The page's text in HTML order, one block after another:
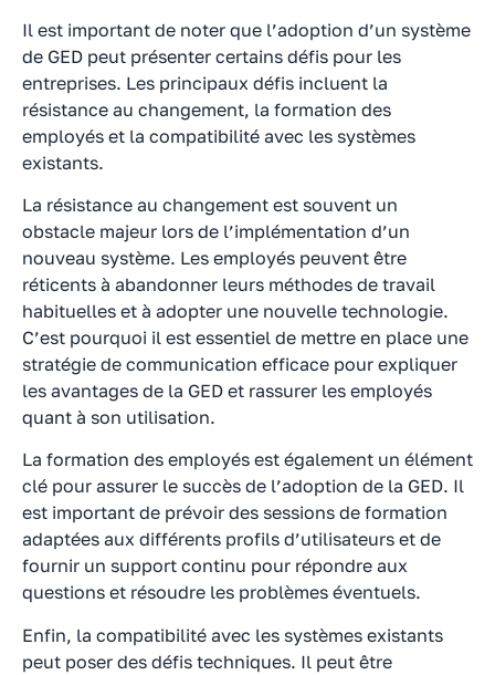
Il est important de noter que l’adoption d’un système
de GED peut présenter certains défis pour les
entreprises. Les principaux défis incluent la
résistance au changement, la formation des
employés et la compatibilité avec les systèmes
existants.
La résistance au changement est souvent un
obstacle majeur lors de l’implémentation d’un
nouveau système. Les employés peuvent être
réticents à abandonner leurs méthodes de travail
habituelles et à adopter une nouvelle technologie.
C’est pourquoi il est essentiel de mettre en place une
stratégie de communication efficace pour expliquer
les avantages de la GED et rassurer les employés
quant à son utilisation.
La formation des employés est également un élément
clé pour assurer le succès de l’adoption de la GED. Il
est important de prévoir des sessions de formation
adaptées aux différents profils d’utilisateurs et de
fournir un support continu pour répondre aux
questions et résoudre les problèmes éventuels.
Enfin, la compatibilité avec les systèmes existants
peut poser des défis techniques. Il peut être